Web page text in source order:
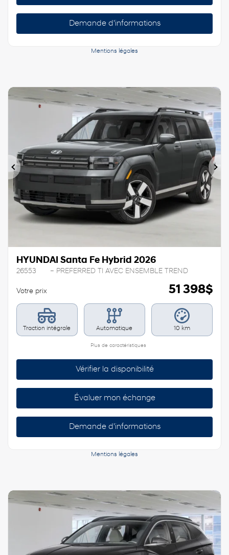
Demande d'informations
Mentions légales
Précédent
HYUNDAI Santa Fe Hybrid 2026
26553 – PREFERRED TI AVEC ENSEMBLE TREND
Votre prix 51 398$
Traction intégrale Automatique 10 km
Plus de caractéristiques
Vérifier la disponibilité
Évaluer mon échange
Demande d'informations
Mentions légales